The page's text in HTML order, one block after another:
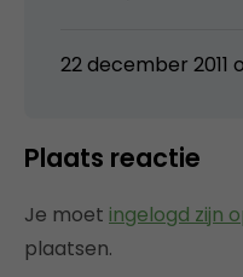
22 december 2011
Plaats reactie
Je moet ingelogd zijn
plaatsen.